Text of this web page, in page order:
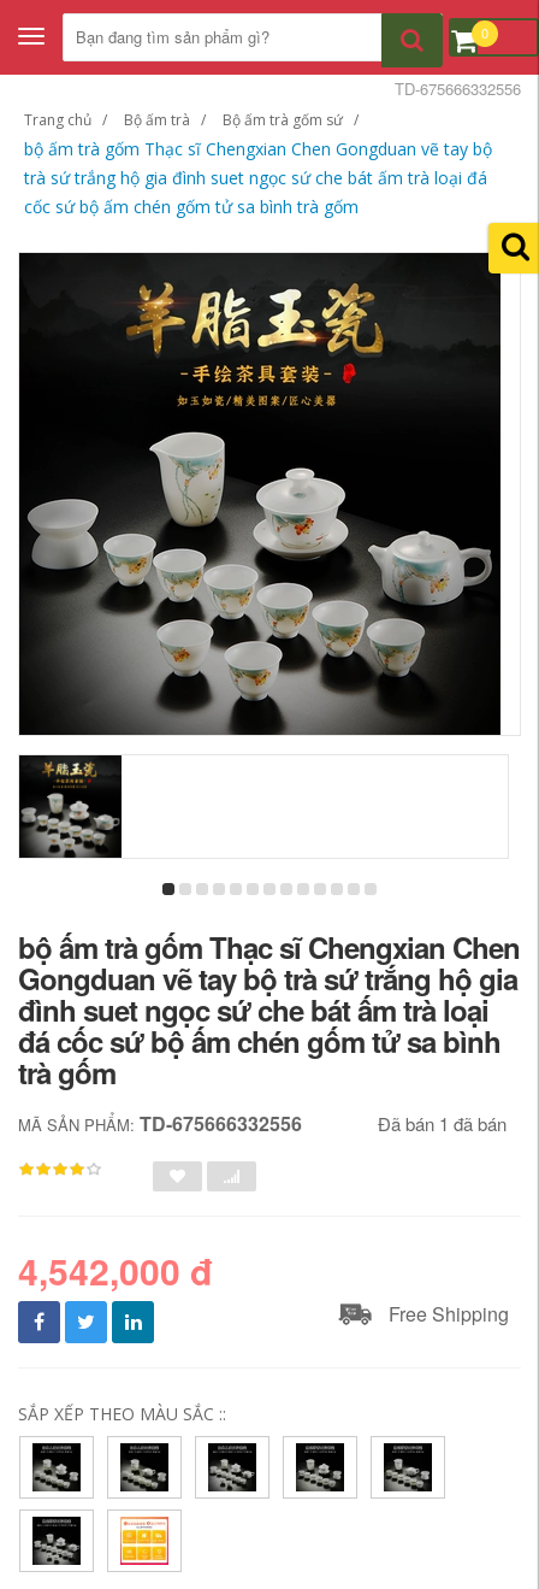
Toggle
navigation
0
Trang chủ Bộ ấm trà Bộ ấm trà gốm sứ
bộ ấm trà gốm Thạc sĩ Chengxian Chen Gongduan vẽ tay bộ
trà sứ trắng hộ gia đình suet ngọc sứ che bát ấm trà loại đá
cốc sứ bộ ấm chén gốm tử sa bình trà gốm
TD-675666332556
bộ ấm trà gốm Thạc sĩ Chengxian Chen
Gongduan vẽ tay bộ trà sứ trắng hộ gia
đình suet ngọc sứ che bát ấm trà loại
đá cốc sứ bộ ấm chén gốm tử sa bình
trà gốm
MÃ SẢN PHẨM: TD-675666332556 Đã bán 1 đã bán
4,542,000 đ
Free Shipping
SẮP XẾP THEO MÀU SẮC ::